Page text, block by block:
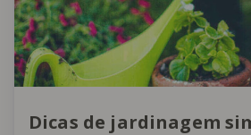
Dicas de jardinagem